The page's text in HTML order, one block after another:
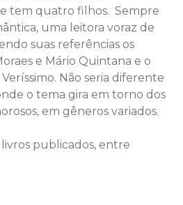
e tem quatro filhos. Sempre
uma leitora voraz de
suas referências os
e Mário Quintana e o
Não seria diferente
o tema gira em torno dos
em gêneros variados.
publicados, entre